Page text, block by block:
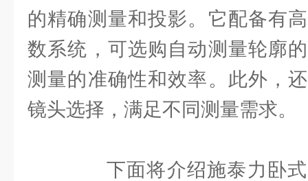
的精确测量和投影。它配备有
数系统，可选购自动测量轮廓
测量的准确性和效率。此外，
镜头选择，满足不同测量需求。
下面将介绍施泰力卧式